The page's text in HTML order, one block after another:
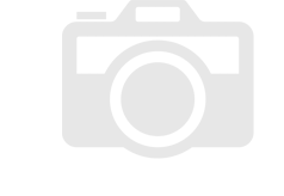
Купить в 1 клик
К сравнению
В избранное
Под заказ